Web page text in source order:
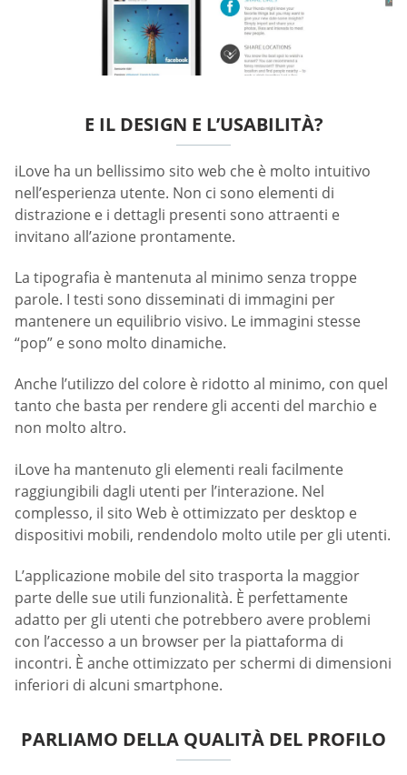
E IL DESIGN E L’USABILITÀ?
iLove ha un bellissimo sito web che è molto intuitivo
nell’esperienza utente. Non ci sono elementi di
distrazione e i dettagli presenti sono attraenti e
invitano all’azione prontamente.
La tipografia è mantenuta al minimo senza troppe
parole. I testi sono disseminati di immagini per
mantenere un equilibrio visivo. Le immagini stesse
“pop” e sono molto dinamiche.
Anche l’utilizzo del colore è ridotto al minimo, con quel
tanto che basta per rendere gli accenti del marchio e
non molto altro.
iLove ha mantenuto gli elementi reali facilmente
raggiungibili dagli utenti per l’interazione. Nel
complesso, il sito Web è ottimizzato per desktop e
dispositivi mobili, rendendolo molto utile per gli utenti.
L’applicazione mobile del sito trasporta la maggior
parte delle sue utili funzionalità. È perfettamente
adatto per gli utenti che potrebbero avere problemi
con l’accesso a un browser per la piattaforma di
incontri. È anche ottimizzato per schermi di dimensioni
inferiori di alcuni smartphone.
PARLIAMO DELLA QUALITÀ DEL PROFILO